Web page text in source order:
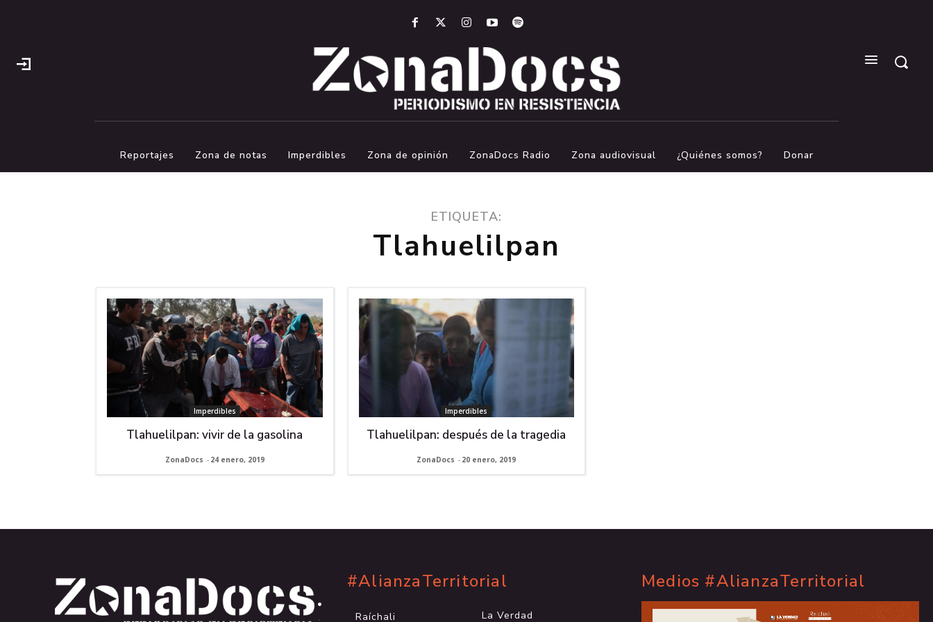
Reportajes Zona de notas Imperdibles Zona de opinión ZonaDocs Radio Zona audiovisual ¿Quiénes somos? Donar
ETIQUETA:
Tlahuelilpan
Imperdibles
Tlahuelilpan: vivir de la gasolina
ZonaDocs - 24 enero, 2019
Imperdibles
Tlahuelilpan: después de la tragedia
ZonaDocs - 20 enero, 2019
.
.
#AlianzaTerritorial
Raíchali
.
La Verdad
Medios #AlianzaTerritorial